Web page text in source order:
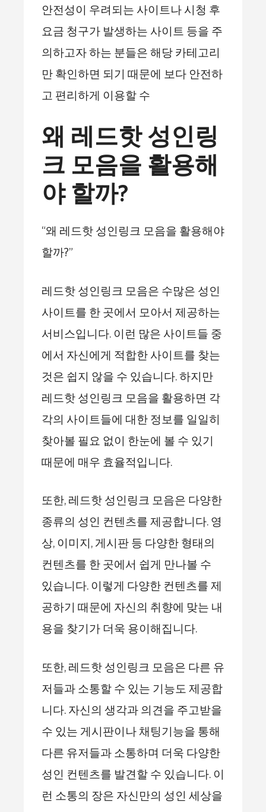
안전성이 우려되는 사이트나 시청 후
요금 청구가 발생하는 사이트 등을 주
의하고자 하는 분들은 해당 카테고리
만 확인하면 되기 때문에 보다 안전하
고 편리하게 이용할 수
왜 레드핫 성인링
크 모음을 활용해
야 할까?
“왜 레드핫 성인링크 모음을 활용해야
할까?”
레드핫 성인링크 모음은 수많은 성인
사이트를 한 곳에서 모아서 제공하는
서비스입니다. 이런 많은 사이트들 중
에서 자신에게 적합한 사이트를 찾는
것은 쉽지 않을 수 있습니다. 하지만
레드핫 성인링크 모음을 활용하면 각
각의 사이트들에 대한 정보를 일일히
찾아볼 필요 없이 한눈에 볼 수 있기
때문에 매우 효율적입니다.
또한, 레드핫 성인링크 모음은 다양한
종류의 성인 컨텐츠를 제공합니다. 영
상, 이미지, 게시판 등 다양한 형태의
컨텐츠를 한 곳에서 쉽게 만나볼 수
있습니다. 이렇게 다양한 컨텐츠를 제
공하기 때문에 자신의 취향에 맞는 내
용을 찾기가 더욱 용이해집니다.
또한, 레드핫 성인링크 모음은 다른 유
저들과 소통할 수 있는 기능도 제공합
니다. 자신의 생각과 의견을 주고받을
수 있는 게시판이나 채팅기능을 통해
다른 유저들과 소통하며 더욱 다양한
성인 컨텐츠를 발견할 수 있습니다. 이
런 소통의 장은 자신만의 성인 세상을